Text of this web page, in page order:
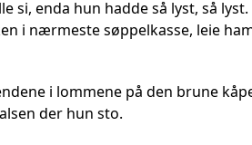
si, enda hun hadde så lyst, så
i nærmeste søppelkasse, leie
i lommene på den brune
der hun sto.